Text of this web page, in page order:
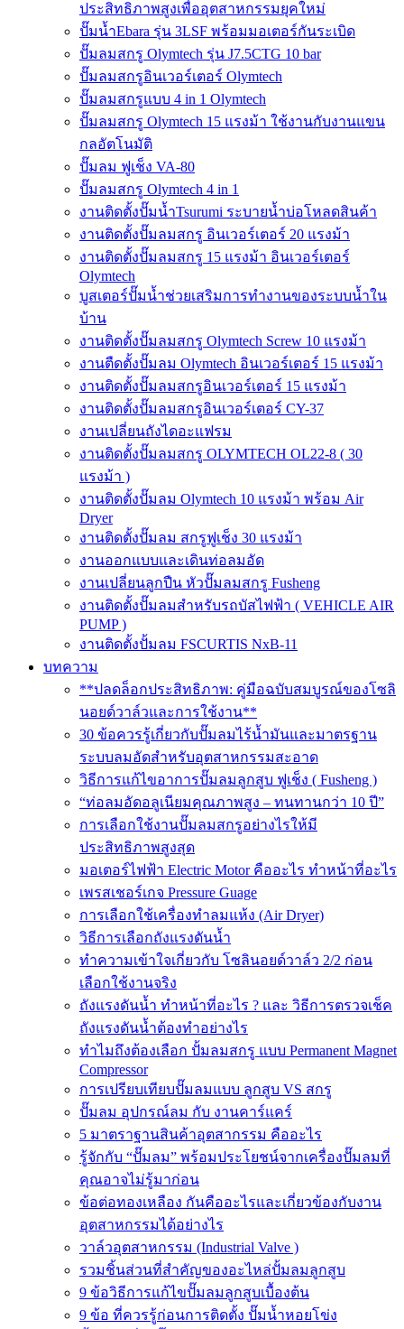
ประสิทธิภาพสูงเพื่ออุตสาหกรรมยุคใหม่
ปั๊มน้ำEbara รุ่น 3LSF พร้อมมอเตอร์กันระเบิด
ปั๊มลมสกรู Olymtech รุ่น J7.5CTG 10 bar
ปั๊มลมสกรูอินเวอร์เตอร์ Olymtech
ปั๊มลมสกรูแบบ 4 in 1 Olymtech
ปั๊มลมสกรู Olymtech 15 แรงม้า ใช้งานกับงานแขน
กลอัตโนมัติ
ปั๊มลม ฟูเช็ง VA-80
ปั๊มลมสกรู Olymtech 4 in 1
งานติดตั้งปั๊มน้ำTsurumi ระบายน้ำบ่อโหลดสินค้า
งานติดตั้งปั๊มลมสกรู อินเวอร์เตอร์ 20 แรงม้า
งานติดตั้งปั๊มลมสกรู 15 แรงม้า อินเวอร์เตอร์
Olymtech
บูสเตอร์ปั๊มน้ำช่วยเสริมการทำงานของระบบน้ำใน
บ้าน
งานติดตั้งปั๊มลมสกรู Olymtech Screw 10 แรงม้า
งานตืดตั้งปั๊มลม Olymtech อินเวอร์เตอร์ 15 แรงม้า
งานติดตั้งปั๊มลมสกรูอินเวอร์เตอร์ 15 แรงม้า
งานติดตั้งปั๊มลมสกรูอินเวอร์เตอร์ CY-37
งานเปลี่ยนถังไดอะแฟรม
งานติดตั้งปั๊มลมสกรู OLYMTECH OL22-8 ( 30
แรงม้า )
งานติดตั้งปั๊มลม Olymtech 10 แรงม้า พร้อม Air
Dryer
งานติดตั้งปั๊มลม สกรูฟูเช็ง 30 แรงม้า
งานออกแบบและเดินท่อลมอัด
งานเปลี่ยนลูกปืน หัวปั๊มลมสกรู Fusheng
งานติดตั้งปั๊มลมสำหรับรถบัสไฟฟ้า ( VEHICLE AIR
PUMP )
งานติดตั้งปั้มลม FSCURTIS NxB-11
บทความ
**ปลดล็อกประสิทธิภาพ: คู่มือฉบับสมบูรณ์ของโซลิ
นอยด์วาล์วและการใช้งาน**
30 ข้อควรรู้เกี่ยวกับปั๊มลมไร้น้ำมันและมาตรฐาน
ระบบลมอัดสำหรับอุตสาหกรรมสะอาด
วิธีการแก้ไขอาการปั๊มลมลูกสูบ ฟูเช็ง ( Fusheng )
“ท่อลมอัดอลูเนียมคุณภาพสูง – ทนทานกว่า 10 ปี”
การเลือกใช้งานปั๊มลมสกรูอย่างไรให้มี
ประสิทธิภาพสูงสุด
มอเตอร์ไฟฟ้า Electric Motor คืออะไร ทำหน้าที่อะไร
เพรสเชอร์เกจ Pressure Guage
การเลือกใช้เครื่องทำลมแห้ง (Air Dryer)
วิธีการเลือกถังแรงดันน้ำ
ทำความเข้าใจเกี่ยวกับ โซลินอยด์วาล์ว 2/2 ก่อน
เลือกใช้งานจริง
ถังแรงดันน้ำ ทำหน้าที่อะไร ? และ วิธีการตรวจเช็ค
ถังแรงดันน้ำต้องทำอย่างไร
ทำไมถึงต้องเลือก ปั้มลมสกรู แบบ Permanent Magnet
Compressor
การเปรียบเทียบปั๊มลมแบบ ลูกสูบ VS สกรู
ปั๊มลม อุปกรณ์ลม กับ งานคาร์แคร์
5 มาตราฐานสินค้าอุตสากรรม คืออะไร
รู้จักกับ “ปั๊มลม” พร้อมประโยชน์จากเครื่องปั๊มลมที่
คุณอาจไม่รู้มาก่อน
ข้อต่อทองเหลือง กันคืออะไรและเกี่ยวข้องกับงาน
อุตสาหกรรมได้อย่างไร
วาล์วอุตสาหกรรม (Industrial Valve )
รวมชิ้นส่วนที่สำคัญของอะไหล่ปั้มลมลูกสูบ
9 ข้อวิธีการแก้ไขปั๊มลมลูกสูบเบื้องต้น
9 ข้อ ที่ควรรู้ก่อนการติดตั้ง ปั๊มน้ำหอยโข่ง